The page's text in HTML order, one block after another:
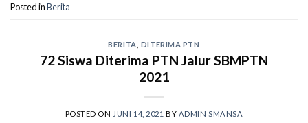
Posted inBerita
BERITA DITERIMA PTN
72 Siswa Diterima PTN Jalur SBMPTN
2021
POSTED ON JUNI 14, 2021 BY ADMIN SMANSA